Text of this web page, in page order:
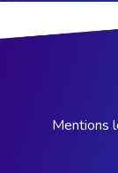
Mentions